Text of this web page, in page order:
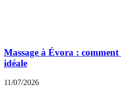
Massage à Évora :
idéale
11/07/2026